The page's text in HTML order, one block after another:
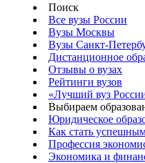
Поиск
Все вузы России
Вузы Москвы
Вузы Санкт-
Дистанционное
Отзывы о вузах
Рейтинги вузов
«Лучший вуз
Выбираем
Юридическое
Как стать
Профессия
Экономика и